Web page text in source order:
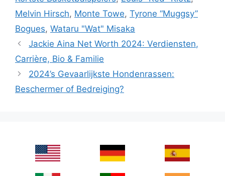
Melvin Hirsch, Monte Towe, Tyrone “Muggsy”
Bogues, Wataru "Wat" Misaka
Jackie Aina Net Worth 2024: Verdiensten,
Carrière, Bio & Familie
2024’s Gevaarlijkste Hondenrassen:
Beschermer of Bedreiging?